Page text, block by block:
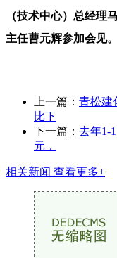
（技术中心）总经理
主任曹元辉参加会见。
上一篇： 青松建
比下
下一篇： 去年1-
元，
相关新闻 查看更多+